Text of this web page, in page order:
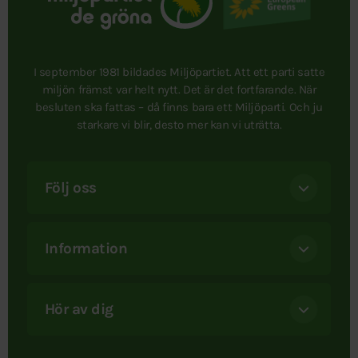
I september 1981 bildades Miljöpartiet. Att ett parti satte
miljön främst var helt nytt. Det är det fortfarande. När
besluten ska fattas – då finns bara ett Miljöparti. Och ju
starkare vi blir, desto mer kan vi uträtta.
Följ oss
Information
Hör av dig